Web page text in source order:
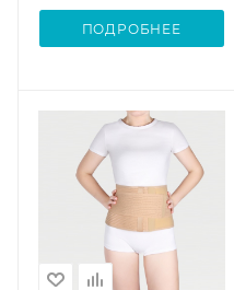
ПОДРОБНЕЕ